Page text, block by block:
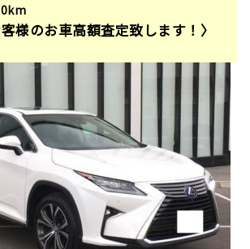
客様のお車高額査定致します！〉